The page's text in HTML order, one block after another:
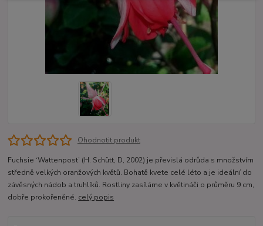
Ohodnotit produkt
Fuchsie ‘Wattenpost’ (H. Schütt, D, 2002) je převislá odrůda s množstvím
středně velkých oranžových květů. Bohatě kvete celé léto a je ideální do
závěsných nádob a truhlíků. Rostliny zasíláme v květináči o průměru 9 cm,
dobře prokořeněné. celý popis